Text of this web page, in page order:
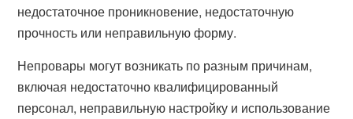
недостаточное проникновение, недостаточную
прочность или неправильную форму.
Непровары могут возникать по разным причинам,
включая недостаточно квалифицированный
персонал, неправильную настройку и использование